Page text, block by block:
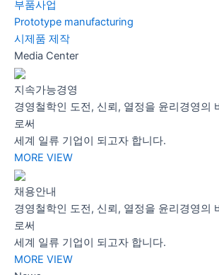
부품사업
Prototype manufacturing
시제품 제작
Media Center
지속가능경영
경영철학인 도전, 신뢰, 열정을 윤리경영의
로써
세계 일류 기업이 되고자 합니다.
MORE VIEW
채용안내
경영철학인 도전, 신뢰, 열정을 윤리경영의
로써
세계 일류 기업이 되고자 합니다.
MORE VIEW